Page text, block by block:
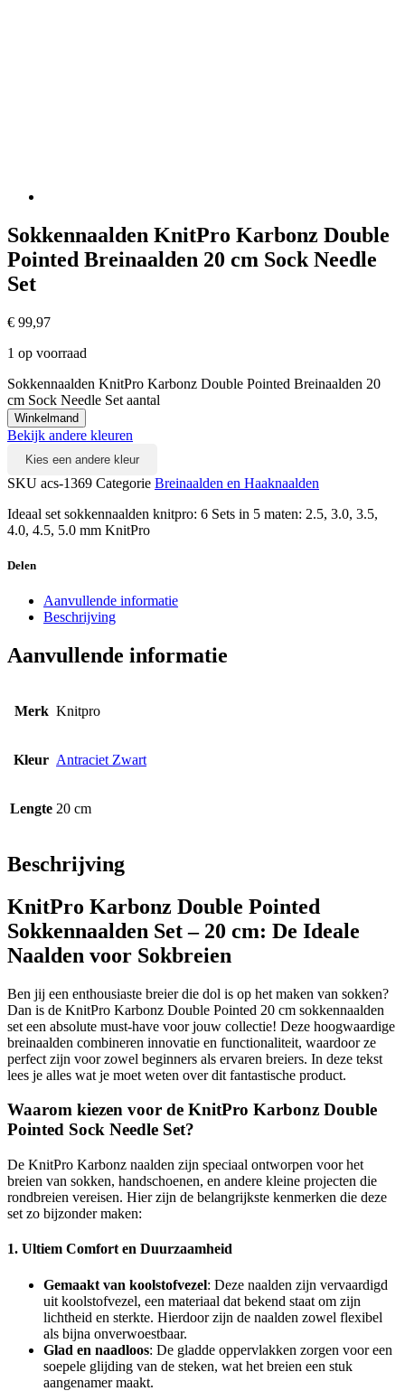
Sokkennaalden KnitPro Karbonz Double
Pointed Breinaalden 20 cm Sock Needle
Set
€ 99,97
1 op voorraad
Sokkennaalden KnitPro Karbonz Double Pointed Breinaalden 20
cm Sock Needle Set aantal
Winkelmand
Bekijk andere kleuren
Kies een andere kleur
SKU acs-1369 Categorie Breinaalden en Haaknaalden
Ideaal set sokkennaalden knitpro: 6 Sets in 5 maten: 2.5, 3.0, 3.5,
4.0, 4.5, 5.0 mm KnitPro
Delen
Aanvullende informatie
Beschrijving
Aanvullende informatie
Merk Knitpro
Kleur Antraciet Zwart
Lengte 20 cm
Beschrijving
KnitPro Karbonz Double Pointed
Sokkennaalden Set – 20 cm: De Ideale
Naalden voor Sokbreien
Ben jij een enthousiaste breier die dol is op het maken van sokken?
Dan is de KnitPro Karbonz Double Pointed 20 cm sokkennaalden
set een absolute must-have voor jouw collectie! Deze hoogwaardige
breinaalden combineren innovatie en functionaliteit, waardoor ze
perfect zijn voor zowel beginners als ervaren breiers. In deze tekst
lees je alles wat je moet weten over dit fantastische product.
Waarom kiezen voor de KnitPro Karbonz Double
Pointed Sock Needle Set?
De KnitPro Karbonz naalden zijn speciaal ontworpen voor het
breien van sokken, handschoenen, en andere kleine projecten die
rondbreien vereisen. Hier zijn de belangrijkste kenmerken die deze
set zo bijzonder maken:
1. Ultiem Comfort en Duurzaamheid
Gemaakt van koolstofvezel: Deze naalden zijn vervaardigd
uit koolstofvezel, een materiaal dat bekend staat om zijn
lichtheid en sterkte. Hierdoor zijn de naalden zowel flexibel
als bijna onverwoestbaar.
Glad en naadloos: De gladde oppervlakken zorgen voor een
soepele glijding van de steken, wat het breien een stuk
aangenamer maakt.